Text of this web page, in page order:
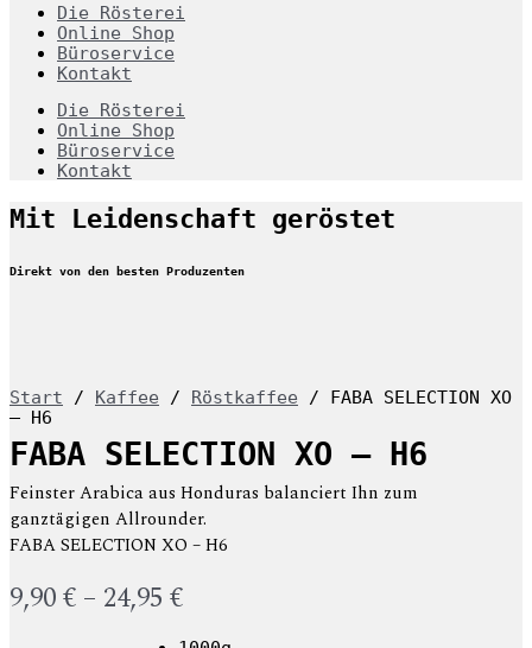
Die Rösterei
Online Shop
Büroservice
Kontakt
Die Rösterei
Online Shop
Büroservice
Kontakt
Mit Leidenschaft geröstet
Direkt von den besten Produzenten
Start / Kaffee / Röstkaffee / FABA SELECTION XO
– H6
FABA SELECTION XO – H6
Feinster Arabica aus Honduras balanciert Ihn zum
ganztägigen Allrounder.
FABA SELECTION XO – H6
9,90€ – 24,95 €